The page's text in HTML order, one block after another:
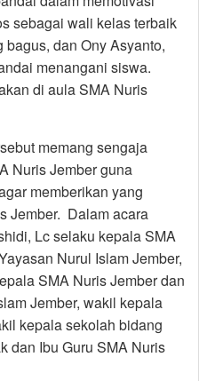
sebagai wali kelas terbaik
dan Ony Asyanto,
menangani siswa.
di aula SMA Nuris
memang sengaja
Nuris Jember guna
memberikan yang
Jember. Dalam acara
Lc selaku kepala SMA
Nurul Islam Jember,
SMA Nuris Jember dan
Jember, wakil kepala
kepala sekolah bidang
dan Ibu Guru SMA Nuris